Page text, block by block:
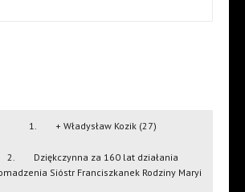
1. + Władysław Kozik (27)
2. Dziękczynna za 160 lat działania
Sióstr Franciszkanek Rodziny Maryi